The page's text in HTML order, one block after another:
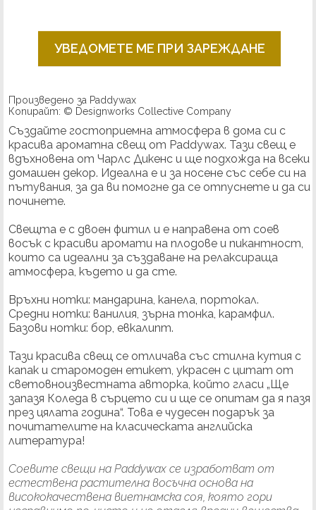
УВЕДОМЕТЕ МЕ ПРИ ЗАРЕЖДАНЕ
Произведено за Paddywax
Копирайт: © Designworks Collective Company
Създайте гостоприемна атмосфера в дома си с
красива ароматна свещ от Paddywax. Тази свещ е
вдъхновена от Чарлс Дикенс и ще подхожда на всеки
домашен декор. Идеална е и за носене със себе си на
пътувания, за да ви помогне да се отпуснете и да си
починете.
Свещта е с двоен фитил и е направена от соев
восък с красиви аромати на плодове и пикантност,
които са идеални за създаване на релаксираща
атмосфера, където и да сте.
Връхни нотки: мандарина, канела, портокал.
Средни нотки: ванилия, зърна тонка, карамфил.
Базови нотки: бор, евкалипт.
Тази красива свещ се отличава със стилна кутия с
капак и старомоден етикет, украсен с цитат от
световноизвестната авторка, който гласи „Ще
запазя Коледа в сърцето си и ще се опитам да я пазя
през цялата година“. Това е чудесен подарък за
почитателите на класическата английска
литература!
Соевите свещи на Paddywax се изработват от
естествена растителна восъчна основа на
висококачествена виетнамска соя, която гори